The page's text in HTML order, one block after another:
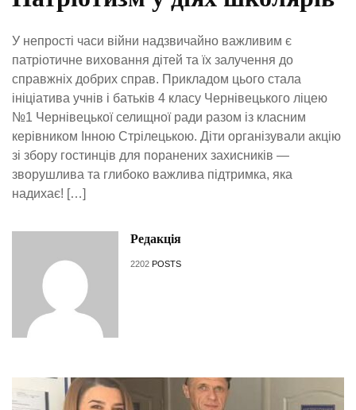
У непрості часи війни надзвичайно важливим є
патріотичне виховання дітей та їх залучення до
справжніх добрих справ. Прикладом цього стала
ініціатива учнів і батьків 4 класу Чернівецького ліцею
№1 Чернівецької селищної ради разом із класним
керівником Інною Стрілецькою. Діти організували акцію
зі збору гостинців для поранених захисників —
зворушлива та глибоко важлива підтримка, яка
надихає! […]
Редакція
2202 POSTS